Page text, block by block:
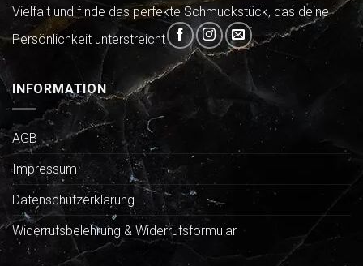
Vielfalt und finde das perfekte Schmuckstück, das deine
Persönlichkeit unterstreicht
INFORMATION
AGB
Impressum
Datenschutzerklärung
Widerrufsbelehrung & Widerrufsformular